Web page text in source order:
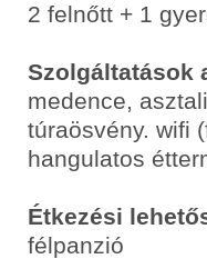
2 felnőtt + 1
Szolgáltatások
medence,
túraösvény. wifi
hangulatos
Étkezési
félpanzió